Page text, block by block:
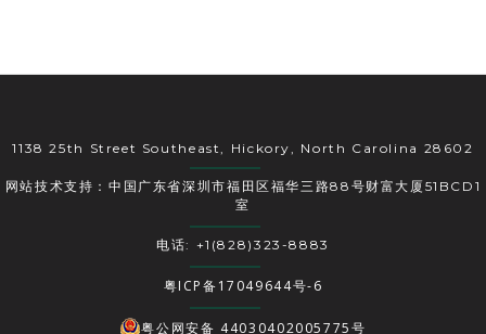
1138 25th Street Southeast, Hickory, North Carolina 28602
网站技术支持：中国广东省深圳市福田区福华三路88号财富大厦51BCD1
室
电话: +1(828)323-8883
粤ICP备17049644号-6
粤公网安备 44030402005775号